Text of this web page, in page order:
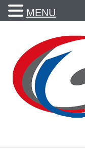
MENU